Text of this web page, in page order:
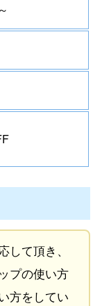
て頂き、
プの使い方
方をしてい